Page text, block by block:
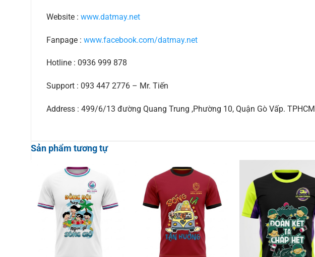
Website : www.datmay.net
Fanpage : www.facebook.com/datmay.net
Hotline : 0936 999 878
Support : 093 447 2776 – Mr. Tiến
Address : 499/6/13 đường Quang Trung ,Phường 10, Quận Gò Vấp. TPHCM
Sản phẩm tương tự